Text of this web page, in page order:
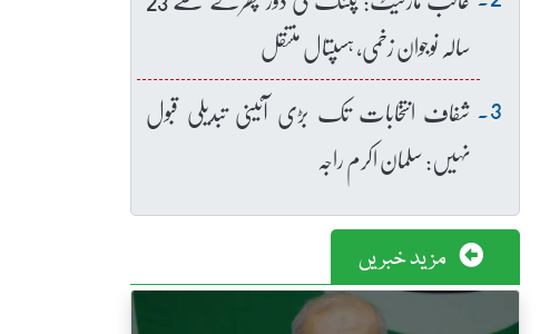
سالہ نوجوان زخمی، ہسپتال منتقل
شفاف انتخابات تک بڑی آئینی تبدیلی قبول
نہیں: سلمان اکرم راجہ
مزید خبریں